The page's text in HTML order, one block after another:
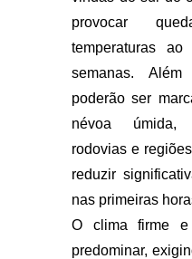
provocar
temperaturas
semanas.
poderão ser
névoa úmida,
rodovias e
reduzir
nas primeiras
O clima firme e
predominar,